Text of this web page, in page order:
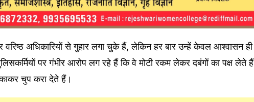
वरिष्ठ अधिकारियों से गुहार लगा चुके हैं, लेकिन हर बार उन्हें केवल आश्वासन ही
पर गंभीर आरोप लग रहे हैं कि वे मोटी रकम लेकर दबंगों का पक्ष लेते हैं
चुप करा देते हैं।